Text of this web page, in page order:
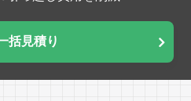
括見積り